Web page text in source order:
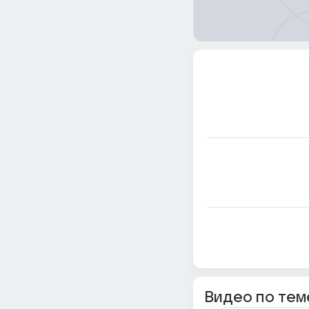
Видео по